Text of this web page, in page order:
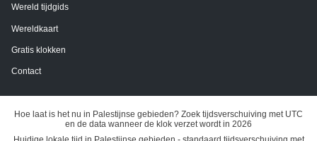
Wereld tijdgids
Wereldkaart
Gratis klokken
Contact
Hoe laat is het nu in Palestijnse gebieden? Zoek tijdsverschuiving met UTC
en de data wanneer de klok verzet wordt in 2026